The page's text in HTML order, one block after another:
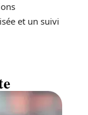
et un suivi